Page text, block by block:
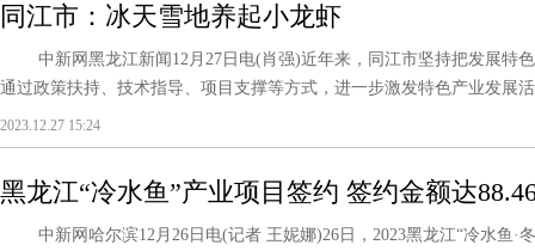
同江市：冰天雪地养起小龙虾
中新网黑龙江新闻12月27日电(肖强)近年来，同江市坚持把发展特
通过政策扶持、技术指导、项目支撑等方式，进一步激发特色产业发展
2023.12.27 15:24
黑龙江“冷水鱼”产业项目签约 签约金额达
中新网哈尔滨12月26日电(记者 王妮娜)26日，2023黑龙江“冷水鱼·